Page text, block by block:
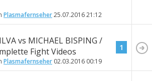
Plasmafernseher25.07.201621:12
vs MICHAEL BISPING /
Fight Videos
Plasmafernseher 02.03.2016 00:19
1